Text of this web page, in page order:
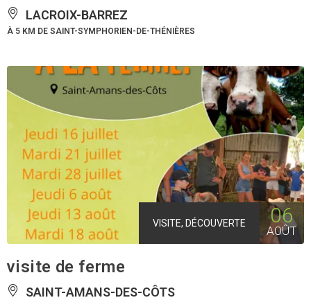
LACROIX-BARREZ
À 5 KM DE SAINT-SYMPHORIEN-DE-THÉNIÈRES
VISITE, DÉCOUVERTE 06
AOÛT
visite de ferme
SAINT-AMANS-DES-CÔTS